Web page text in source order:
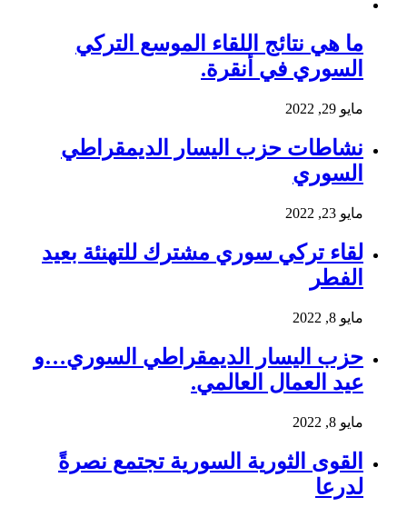
ما هي نتائج اللقاء الموسع التركي
السوري في أنقرة.
مايو 29, 2022
نشاطات حزب اليسار الديمقراطي
السوري
مايو 23, 2022
لقاء تركي سوري مشترك للتهنئة بعيد
الفطر
مايو 8, 2022
حزب اليسار الديمقراطي السوري…و
عيد العمال العالمي.
مايو 8, 2022
القوى الثورية السورية تجتمع نصرةً
لدرعا